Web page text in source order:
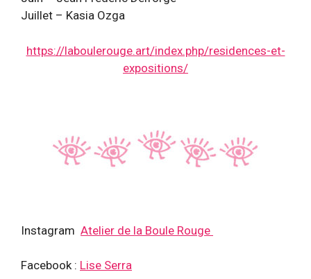
Juillet – Kasia Ozga
https://laboulerouge.art/index.php/residences-et-
expositions/
Instagram Atelier de la Boule Rouge
Facebook : Lise Serra